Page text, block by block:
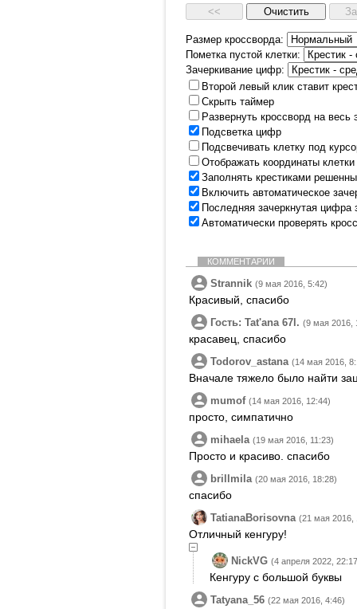
Размер кроссворда:
Пометка пустой клетки:
Зачеркивание цифр:
Второй левый клик ставит
Скрыть таймер
Развернуть кроссворд на
Подсветка цифр
Подсвечивать клетку под
Отображать координаты
Заполнять крестиками
Включить автоматическое
Последняя зачеркнутая цифра
Автоматически проверять
КОММЕНТАРИИ
Strannik (9 мая 2016, 5:42)
Красивый, спасибо
Гость: Tatʹana 67l. (9 мая 2016,
красавец, спасибо
Todorov_astana (14 мая 2016,
Вначале тяжело было найти
mumof (14 мая 2016, 12:44)
просто, симпатично
mihaela (19 мая 2016, 11:23)
Просто и красиво. спасибо
brillmila (20 мая 2016, 18:28)
спасибо
TatianaBorisovna (21 мая 2016,
Отличный кенгуру!
NickVG (4 апреля 2022,
Кенгуру с большой буквы
Tatyana_56 (22 мая 2016, 4:46)